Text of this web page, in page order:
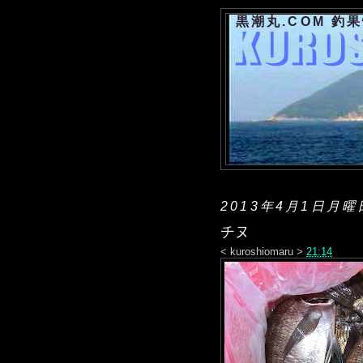
黒潮丸.COM 釣
2013年4月1日月曜
チヌ
< kuroshiomaru > 21:14